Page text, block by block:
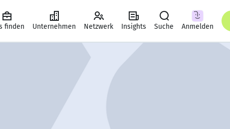
finden Unternehmen Netzwerk Insights Suche Anmelden